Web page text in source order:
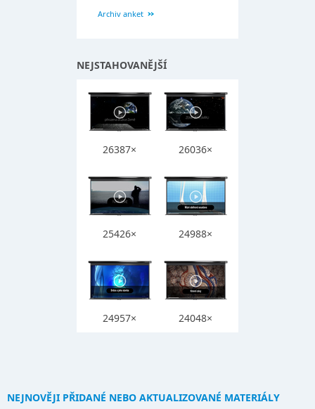
Archiv anket
NEJSTAHOVANĚJŠÍ
26387× 26036×
25426× 24988×
24957× 24048×
NEJNOVĚJI PŘIDANÉ NEBO AKTUALIZOVANÉ MATERIÁLY